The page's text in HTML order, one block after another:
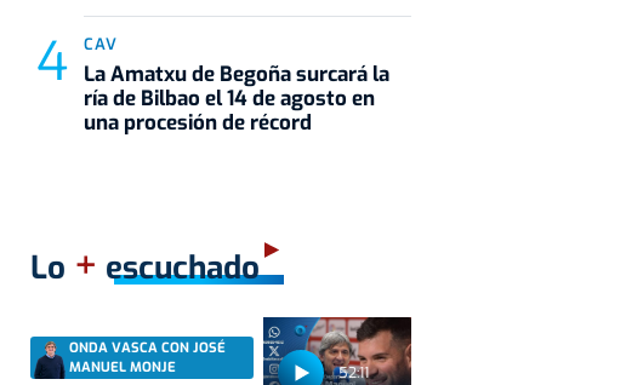
CAV
La Amatxu de Begoña surcará la
ría de Bilbao el 14 de agosto en
una procesión de récord
Lo + escuchado
52:11
ONDA VASCA CON JOSÉ
MANUEL MONJE